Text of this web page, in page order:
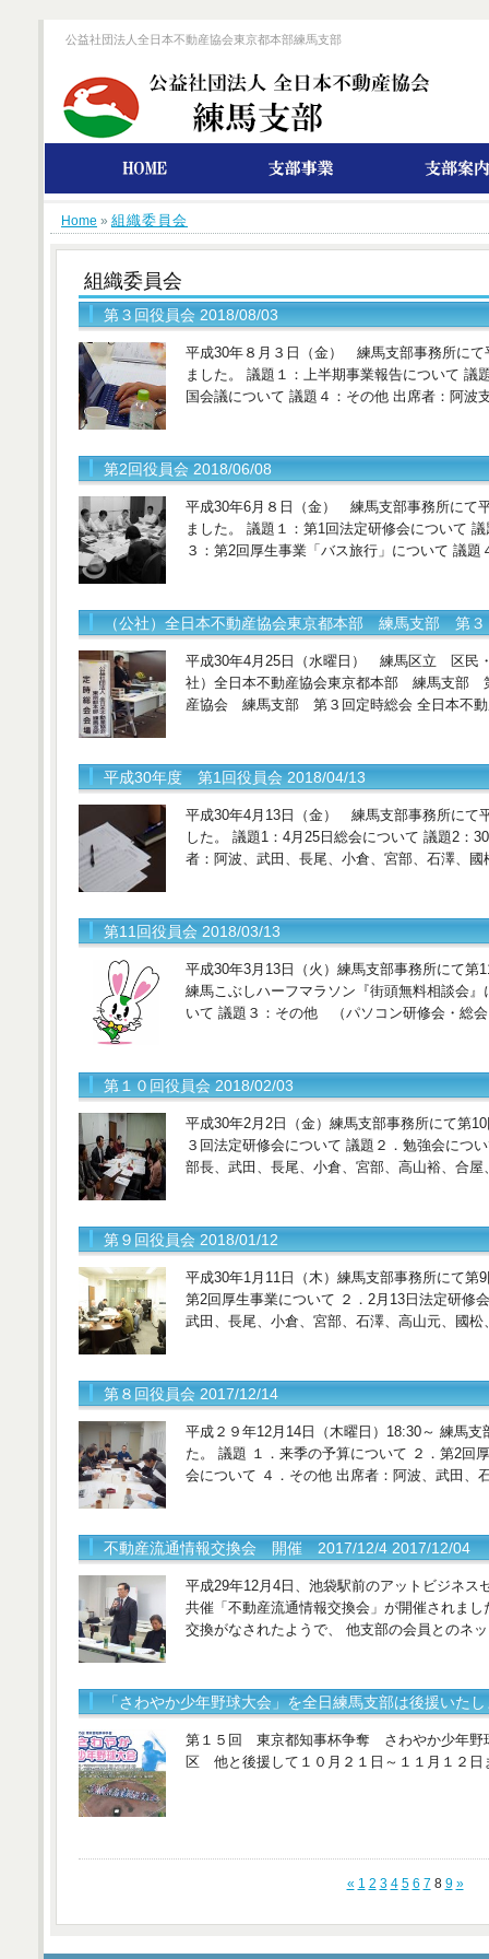
公益社団法人全日本不動産協会東京都本部練馬支部
Home » 組織委員会
組織委員会
第３回役員会 2018/08/03
平成30年８月３日（金） 練馬支部事務所にて
ました。 議題１：上半期事業報告について 議
国会議について 議題４：その他 出席者：阿波
第2回役員会 2018/06/08
平成30年6月８日（金） 練馬支部事務所にて
ました。 議題１：第1回法定研修会について
３：第2回厚生事業「バス旅行」について 議
（公社）全日本不動産協会東京都本部 練馬支部 第
平成30年4月25日（水曜日） 練馬区立 区民
社）全日本不動産協会東京都本部 練馬支部
産協会 練馬支部 第３回定時総会 全日本不
平成30年度 第1回役員会 2018/04/13
平成30年4月13日（金） 練馬支部事務所にて
した。 議題1：4月25日総会について 議題2：
者：阿波、武田、長尾、小倉、宮部、石澤、
第11回役員会 2018/03/13
平成30年3月13日（火）練馬支部事務所にて第
練馬こぶしハーフマラソン『街頭無料相談会
いて 議題３：その他 （パソコン研修会・総
第１０回役員会 2018/02/03
平成30年2月2日（金）練馬支部事務所にて第
３回法定研修会について 議題２．勉強会に
部長、武田、長尾、小倉、宮部、高山裕、合屋
第９回役員会 2018/01/12
平成30年1月11日（木）練馬支部事務所にて第
第2回厚生事業について ２．2月13日法定研修
武田、長尾、小倉、宮部、石澤、高山元、國
第８回役員会 2017/12/14
平成２９年12月14日（木曜日）18:30～ 練馬
た。 議題 １．来季の予算について ２．第2回
会について ４．その他 出席者：阿波、武田、
不動産流通情報交換会 開催 2017/12/4 2017/12/04
平成29年12月4日、池袋駅前のアットビジネス
共催「不動産流通情報交換会」が開催されま
交換がなされたようで、 他支部の会員とのネ
「さわやか少年野球大会」を全日練馬支部は後援いた
第１５回 東京都知事杯争奪 さわやか少年野
区 他と後援して１０月２１日～１１月１２日
« 1 2 3 4 5 6 7 8 9 »